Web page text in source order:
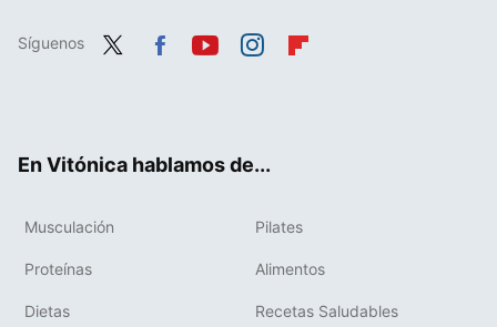
Síguenos
En Vitónica hablamos de...
Musculación Pilates
Proteínas Alimentos
Dietas Recetas Saludables